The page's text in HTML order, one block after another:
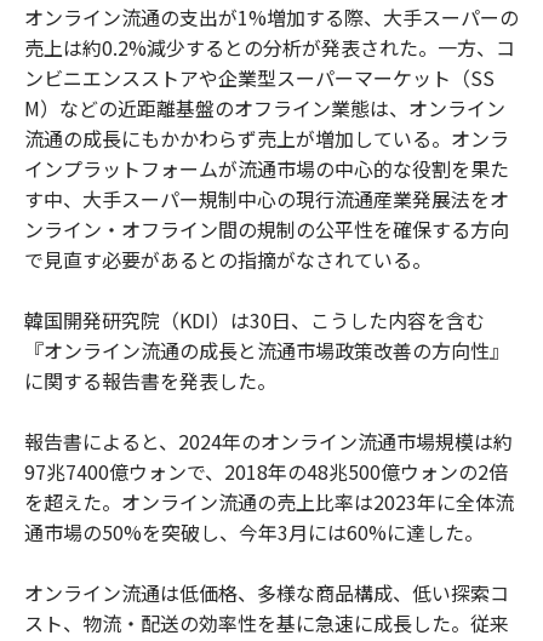
オンライン流通の支出が1%増加する際、大手スーパーの
売上は約0.2%減少するとの分析が発表された。一方、コ
ンビニエンスストアや企業型スーパーマーケット（SS
M）などの近距離基盤のオフライン業態は、オンライン
流通の成長にもかかわらず売上が増加している。オンラ
インプラットフォームが流通市場の中心的な役割を果た
す中、大手スーパー規制中心の現行流通産業発展法をオ
ンライン・オフライン間の規制の公平性を確保する方向
で見直す必要があるとの指摘がなされている。
韓国開発研究院（KDI）は30日、こうした内容を含む
『オンライン流通の成長と流通市場政策改善の方向性』
に関する報告書を発表した。
報告書によると、2024年のオンライン流通市場規模は約
97兆7400億ウォンで、2018年の48兆500億ウォンの2倍
を超えた。オンライン流通の売上比率は2023年に全体流
通市場の50%を突破し、今年3月には60%に達した。
オンライン流通は低価格、多様な商品構成、低い探索コ
スト、物流・配送の効率性を基に急速に成長した。従来